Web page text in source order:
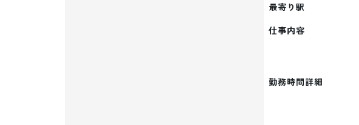
最寄り駅
仕事内容
勤務時間詳細